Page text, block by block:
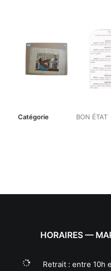
Catégorie BON ÉTAT
HORAIRES —
Retrait : entre 10h